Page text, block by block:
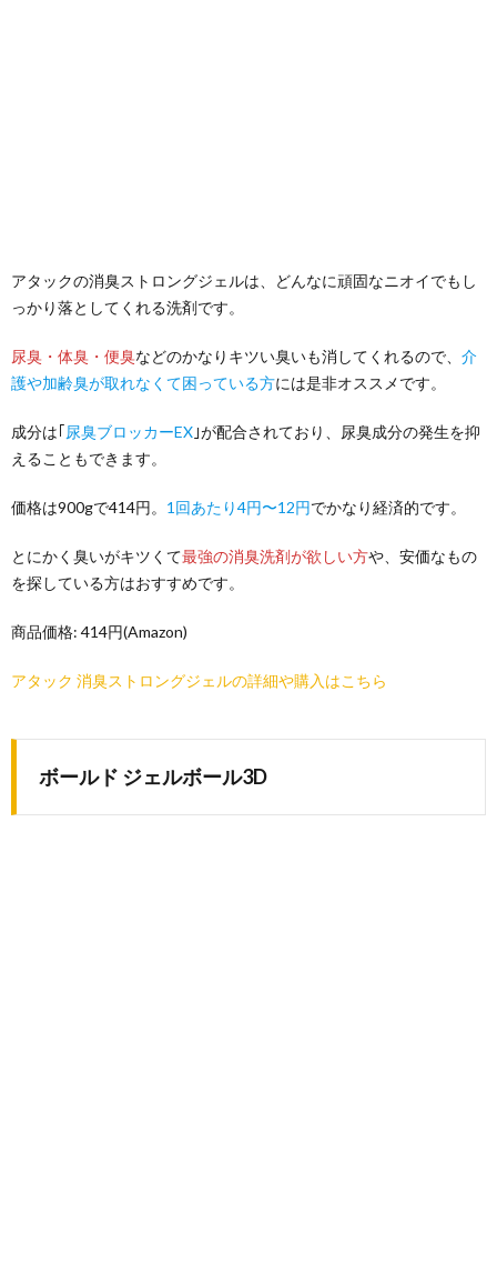
アタックの消臭ストロングジェルは、どんなに頑固なニオイでもし
っかり落としてくれる洗剤です。
尿臭・体臭・便臭などのかなりキツい臭いも消してくれるので、 介
護や加齢臭が取れなくて困っている方には是非オススメです。
成分は｢尿臭ブロッカーEX ｣が配合されており、尿臭成分の発生を抑
えることもできます。
価格は900gで414円。 1回あたり4円〜12円でかなり経済的です。
とにかく臭いがキツくて最強の消臭洗剤が欲しい方や、安価なもの
を探している方はおすすめです。
商品価格: 414円(Amazon)
アタック 消臭ストロングジェルの詳細や購入はこちら
ボールド ジェルボール3D